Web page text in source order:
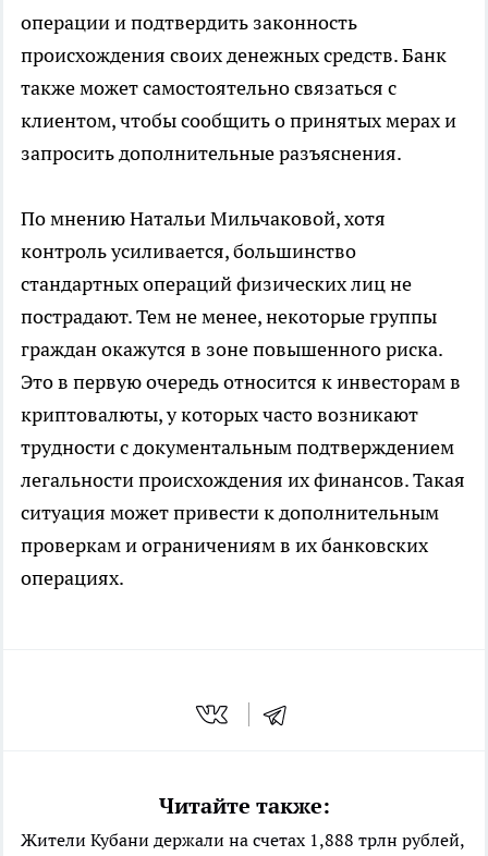
операции и подтвердить законность
происхождения своих денежных средств. Банк
также может самостоятельно связаться с
клиентом, чтобы сообщить о принятых мерах и
запросить дополнительные разъяснения.
По мнению Натальи Мильчаковой, хотя
контроль усиливается, большинство
стандартных операций физических лиц не
пострадают. Тем не менее, некоторые группы
граждан окажутся в зоне повышенного риска.
Это в первую очередь относится к инвесторам в
криптовалюты, у которых часто возникают
трудности с документальным подтверждением
легальности происхождения их финансов. Такая
ситуация может привести к дополнительным
проверкам и ограничениям в их банковских
операциях.
Читайте также:
Жители Кубани держали на счетах 1,888 трлн рублей,